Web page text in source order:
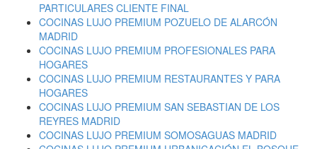
PARTICULARES CLIENTE FINAL
COCINAS LUJO PREMIUM POZUELO DE ALARCÓN
MADRID
COCINAS LUJO PREMIUM PROFESIONALES PARA
HOGARES
COCINAS LUJO PREMIUM RESTAURANTES Y PARA
HOGARES
COCINAS LUJO PREMIUM SAN SEBASTIAN DE LOS
REYRES MADRID
COCINAS LUJO PREMIUM SOMOSAGUAS MADRID